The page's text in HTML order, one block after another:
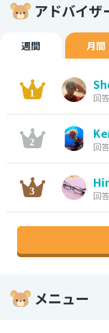
アドバイザ
週間 月間
回
回
回
メニュー